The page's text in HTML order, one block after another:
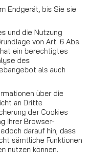
Endgerät, bis Sie sie
und die Nutzung
von Art. 6 Abs.
ein berechtigtes
des
als auch
über die
an Dritte
der Cookies
Ihrer Browser-
darauf hin, dass
sämtliche Funktionen
nutzen können.